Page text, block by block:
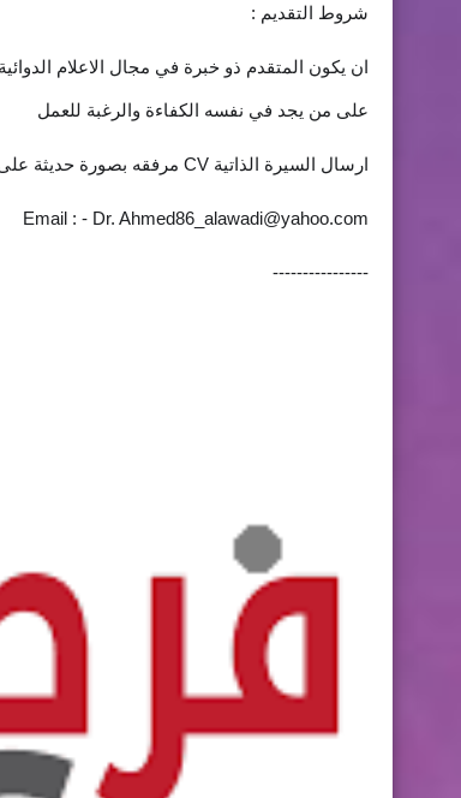
شروط التقديم :
ان يكون المتقدم ذو خبرة في مجال الاعلام
على من يجد في نفسه الكفاءة والرغبة للعمل
ارسال السيرة الذاتية CV مرفقه بصورة حديثة على :
Email : - Dr. Ahmed86_alawadi@yahoo.com
----------------